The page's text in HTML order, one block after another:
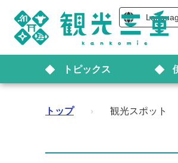
トピックス
トップ › 観光スポット